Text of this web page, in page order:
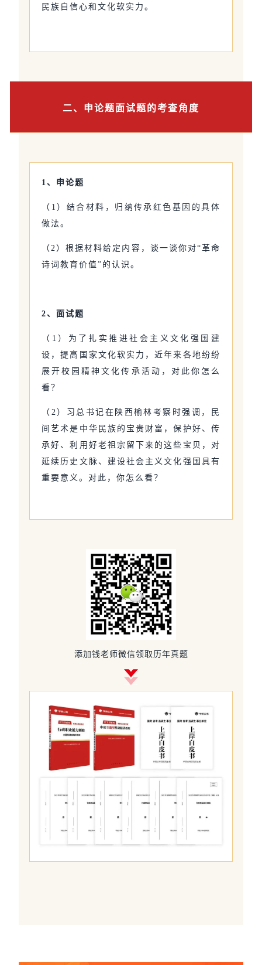
民族自信心和文化软实力。
二、申论题面试题的考查角度
1、申论题
（1）结合材料，归纳传承红色基因的具体
做法。
（2）根据材料给定内容，谈一谈你对“革命
诗词教育价值”的认识。
2、面试题
（1）为了扎实推进社会主义文化强国建
设，提高国家文化软实力，近年来各地纷纷
展开校园精神文化传承活动，对此你怎么
看？
（2）习总书记在陕西榆林考察时强调，民
间艺术是中华民族的宝贵财富，保护好、传
承好、利用好老祖宗留下来的这些宝贝，对
延续历史文脉、建设社会主义文化强国具有
重要意义。对此，你怎么看？
添加钱老师微信领取历年真题